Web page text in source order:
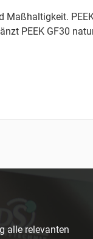
PEEK GF30
alle relevanten